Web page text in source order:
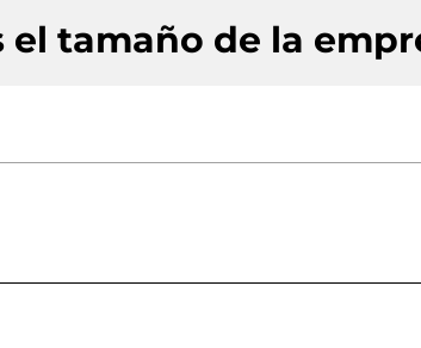
el tamaño de la